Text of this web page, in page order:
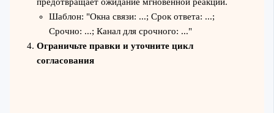
Шаблон: "Окна связи: ...; Срок ответа: ...;
Срочно: ...; Канал для срочного: ..."
Ограничьте правки и уточните цикл
согласования